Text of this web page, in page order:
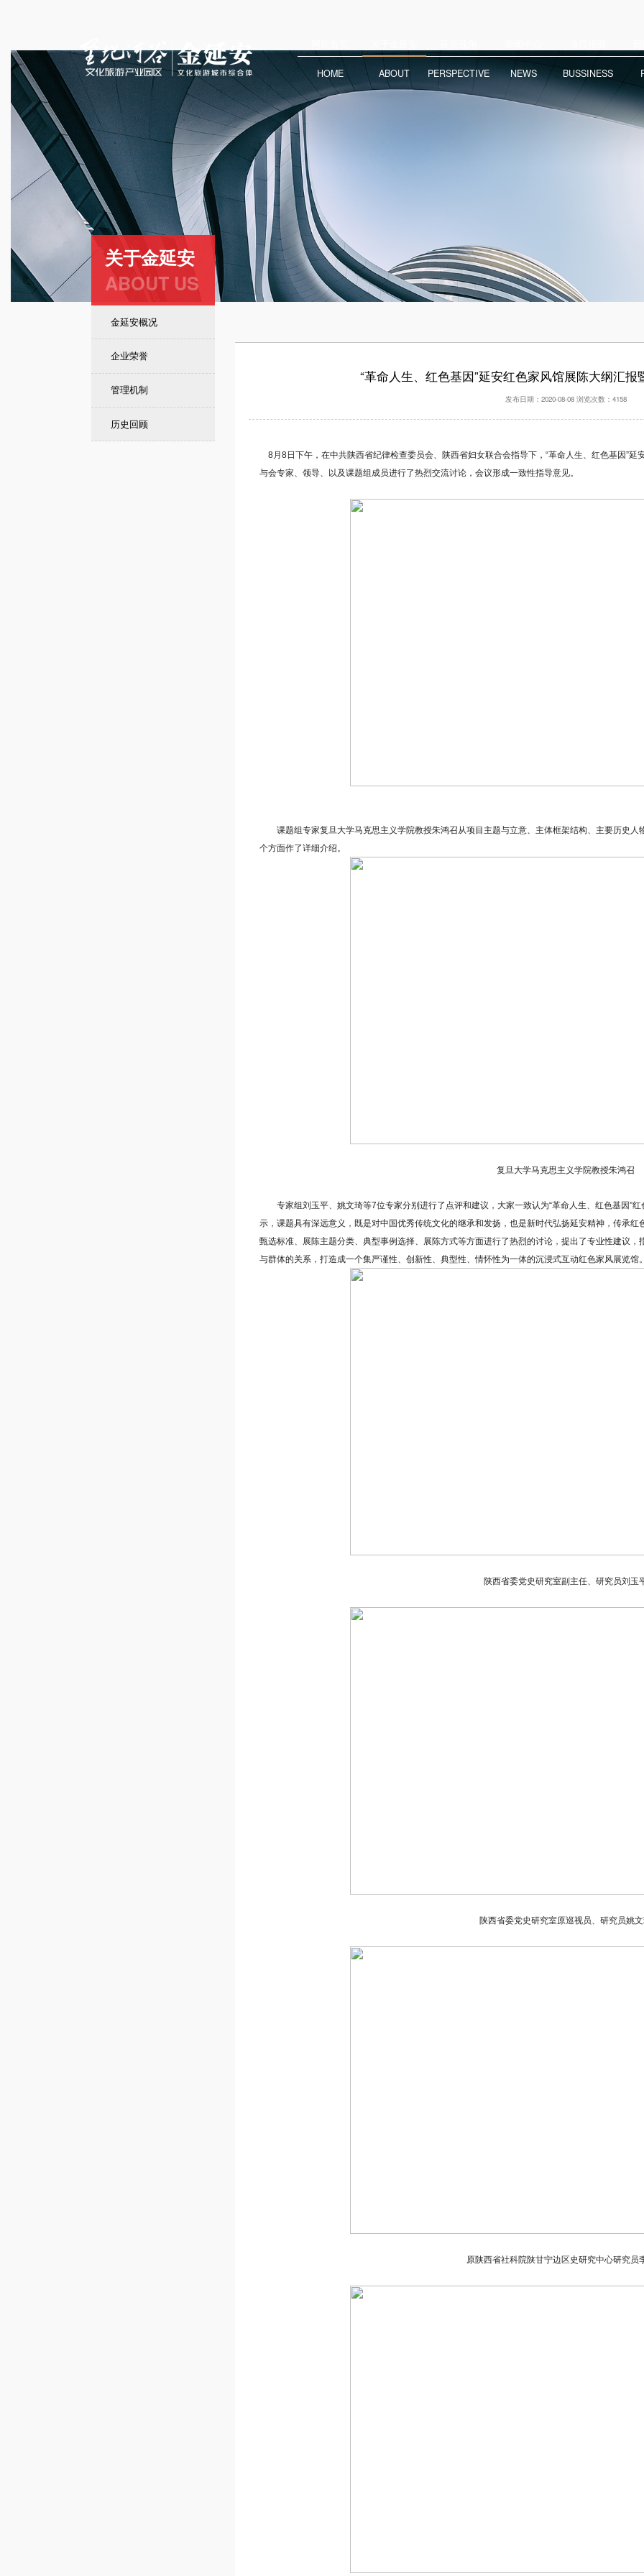
HOME ABOUT PERSPECTIVE NEWS BUSSINESS
金延安概况 企业荣誉 历史回顾
视频中心 图片中心
公司新闻 政务公开
产业动态 投资指南
园区导览 720全景
人才动向 信息公开制度
关于金延安
ABOUT US
金延安概况
企业荣誉
管理机制
历史回顾
“革命人生、红色基因”延安红色家风馆展陈大纲汇
发布日期：2020-08-08 浏览次数：4158
8月8日下午，在中共陕西省纪律检查委员会、陕西省妇女联合会指导下，“革命人生、红色基因”
与会专家、领导、以及课题组成员进行了热烈交流讨论，会议形成一致性指导意见。
课题组专家复旦大学马克思主义学院教授朱鸿召从项目主题与立意、主体框架结构、主要历史人
个方面作了详细介绍。
复旦大学马克思主义学院教授朱鸿召
专家组刘玉平、姚文琦等7位专家分别进行了点评和建议，大家一致认为“革命人生、红色基因”
示，课题具有深远意义，既是对中国优秀传统文化的继承和发扬，也是新时代弘扬延安精神，传承
甄选标准、展陈主题分类、典型事例选择、展陈方式等方面进行了热烈的讨论，提出了专业性建议
与群体的关系，打造成一个集严谨性、创新性、典型性、情怀性为一体的沉浸式互动红色家风展览馆
陕西省委党史研究室副主任、研究员刘玉
陕西省委党史研究室原巡视员、研究员姚
原陕西省社科院陕甘宁边区史研究中心研究员